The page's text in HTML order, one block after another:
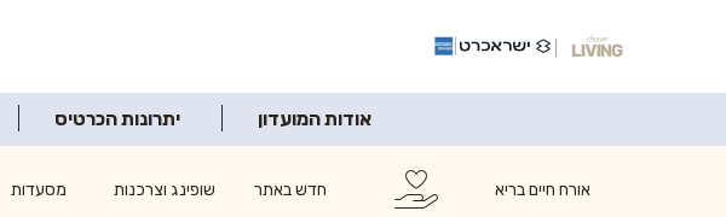
אודות המועדון יתרונות הכרטיס
אורח חיים בריא
חדש באתר שופינג וצרכנות מסעדות